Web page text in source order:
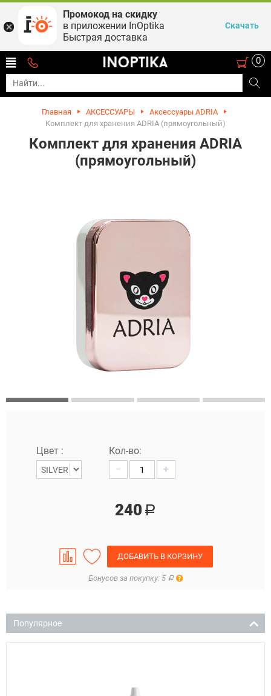
0
Главная АКСЕССУАРЫ
Аксессуары ADRIA
Комплект для хранения ADRIA (прямоугольный)
Комплект для хранения ADRIA
(прямоугольный)
Цвет :
Кол-во:
−
+
240 Р
ДОБАВИТЬ В КОРЗИНУ
Бонусов за покупку: 5 Р Правила
Популярное
Промокод на скидку
в приложении InOptika
Быстрая доставка
Скачать